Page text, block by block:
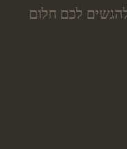
לכם חלום